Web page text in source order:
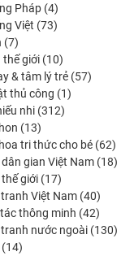
produits
Pháp 44
produits
Việt 7373
77
produits
thế giới 1010
produits
& tâm lý trẻ 5757
thủ công 11
nhi 312312
1313
produits
tri thức cho bé 6262
gian Việt Nam 1818
giới 1717
produits
Việt Nam 4040
produits
thông minh 4242
produits
tranh nước ngoài 130130
1414